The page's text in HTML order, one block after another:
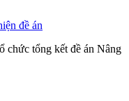
đề án
chức tổng kết đề án Nâng